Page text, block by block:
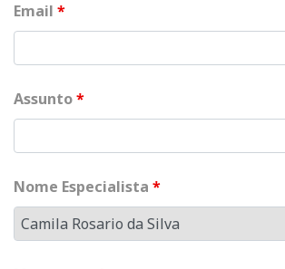
Email *
Assunto*
Nome Especialista *